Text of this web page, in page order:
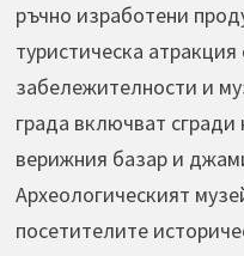
ръчно изработени
туристическа
забележителности и
града включват
верижния базар и
Археологическият
посетителите